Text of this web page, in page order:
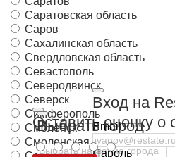
Выбрать город
Вход на
Email
Пароль
Саратовская область
Саров
Сахалинская область
Свердловская область
Севастополь
Северодвинск
Северск
Симферополь
Смоленск
Смоленская область
Оставить оценку о